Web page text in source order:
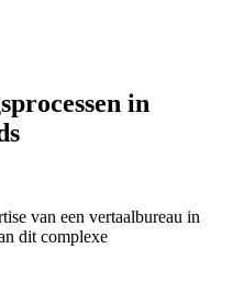
in
van een vertaalbureau in
dit complexe